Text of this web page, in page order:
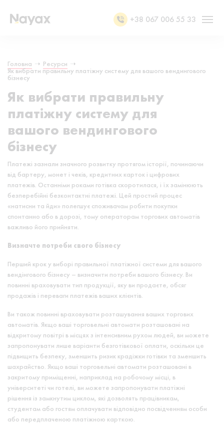
+38 067 006 55 33
Головна ➝ Ресурси ➝
Як вибрати правильну платіжну систему для вашого вендингового
бізнесу
Як вибрати правильну
платіжну систему для
вашого вендингового
бізнесу
Платежі зазнали значного розвитку протягом історії, починаючи
від бартеру, монет і чеків, кредитних карток і цифрових
платежів. Останніми роками готівка скоротилася, і їх замінюють
безперебійні безконтактні платежі. Цей простий процес
«натисни та йди» полегшує споживачам робити покупки
спонтанно або в дорозі, тому операторам торгових автоматів
важливо його прийняти.
Визначте потреби свого бізнесу
Перший крок у виборі правильної платіжної системи для вашого
вендінгового бізнесу – визначити потреби вашого бізнесу. Ви
повинні враховувати тип продукції, яку ви продаєте, обсяг
продажів і переваги платежів ваших клієнтів.
Ви також повинні враховувати розташування ваших торгових
автоматів. Якщо ваші торговельні автомати розташовані на
відкритому повітрі в місцях з інтенсивним рухом людей, ви можете
запропонувати лише варіанти безготівкової оплати, оскільки це
підвищить безпеку, зменшить ризик крадіжки готівки та зменшить
шахрайство. Якщо ваші торговельні автомати розташовані в
закритому приміщенні, наприклад на робочому місці, в
університеті чи готелі, ви можете запропонувати платіжні
рішення із замкнутим циклом, які дозволять працівникам,
студентам або гостям оплачувати відповідно посвідченням особи
або передплаченою платіжною карткою.